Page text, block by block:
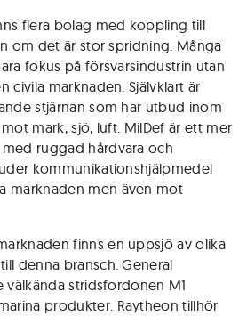
flera bolag med koppling till
om det är stor spridning. Många
fokus på försvarsindustrin utan
civila marknaden. Självklart är
stjärnan som har utbud inom
mark, sjö, luft. MilDef är ett mer
ruggad hårdvara och
kommunikationshjälpmedel
marknaden men även mot
finns en uppsjö av olika
denna bransch. General
välkända stridsfordonen M1
produkter. Raytheon tillhör